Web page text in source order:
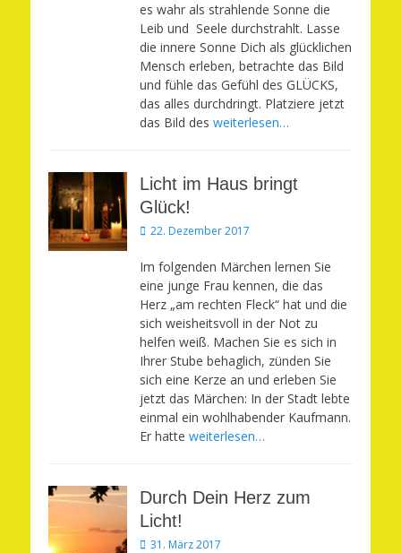
es wahr als strahlende Sonne die
Leib und Seele durchstrahlt. Lasse
die innere Sonne Dich als glücklichen
Mensch erleben, betrachte das Bild
und fühle das Gefühl des GLÜCKS,
das alles durchdringt. Platziere jetzt
das Bild des weiterlesen…
Licht im Haus bringt
Glück!
Veröffentlicht
22. Dezember 2017
Im folgenden Märchen lernen Sie
eine junge Frau kennen, die das
Herz „am rechten Fleck“ hat und die
sich weisheitsvoll in der Not zu
helfen weiß. Machen Sie es sich in
Ihrer Stube behaglich, zünden Sie
sich eine Kerze an und erleben Sie
jetzt das Märchen: In der Stadt lebte
einmal ein wohlhabender Kaufmann.
Er hatte weiterlesen…
Durch Dein Herz zum
Licht!
Veröffentlicht
31. März 2017